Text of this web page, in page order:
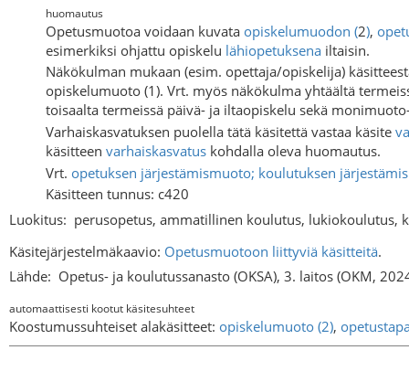
huomautus
Opetusmuotoa voidaan kuvata opiskelumuodon (2),
esimerkiksi ohjattu opiskelu lähiopetuksena iltaisin.
Näkökulman mukaan (esim. opettaja/opiskelija)
opiskelumuoto (1). Vrt. myös näkökulma yhtäältä
toisaalta termeissä päivä- ja iltaopiskelu sekä
Varhaiskasvatuksen puolella tätä käsitettä vastaa käsite
käsitteen varhaiskasvatus kohdalla oleva huomautus.
Vrt. opetuksen järjestämismuoto; koulutuksen
Käsitteen tunnus: c420
Luokitus: perusopetus, ammatillinen koulutus, lukiokoulutus,
Käsitejärjestelmäkaavio: Opetusmuotoon liittyviä käsitteitä.
Lähde: Opetus- ja koulutussanasto (OKSA), 3. laitos (OKM,
automaattisesti kootut käsitesuhteet
Koostumussuhteiset alakäsitteet: opiskelumuoto (2),